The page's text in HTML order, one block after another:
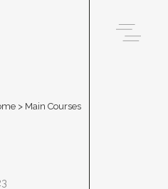
> Main Courses